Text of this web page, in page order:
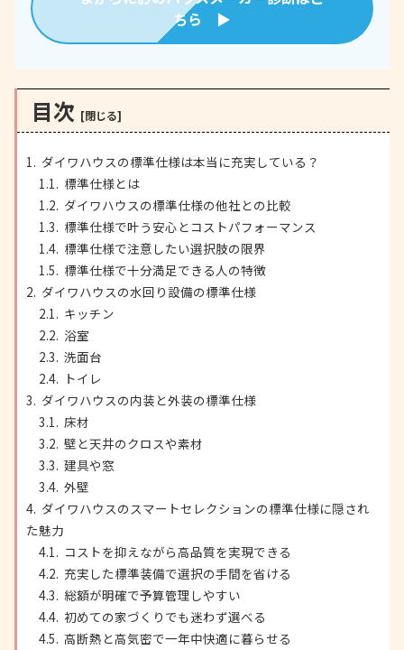
ちら ▶
目次
ダイワハウスの標準仕様は本当に充実している？
標準仕様とは
ダイワハウスの標準仕様の他社との比較
標準仕様で叶う安心とコストパフォーマンス
標準仕様で注意したい選択肢の限界
標準仕様で十分満足できる人の特徴
ダイワハウスの水回り設備の標準仕様
キッチン
浴室
洗面台
トイレ
ダイワハウスの内装と外装の標準仕様
床材
壁と天井のクロスや素材
建具や窓
外壁
ダイワハウスのスマートセレクションの標準仕様に隠され
た魅力
コストを抑えながら高品質を実現できる
充実した標準装備で選択の手間を省ける
総額が明確で予算管理しやすい
初めての家づくりでも迷わず選べる
高断熱と高気密で一年中快適に暮らせる